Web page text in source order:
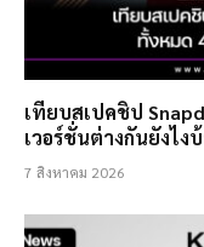
เทียบสเปคชิป
เวอร์ชั่นต่างกันยังไง
7 สิงหาคม 2026